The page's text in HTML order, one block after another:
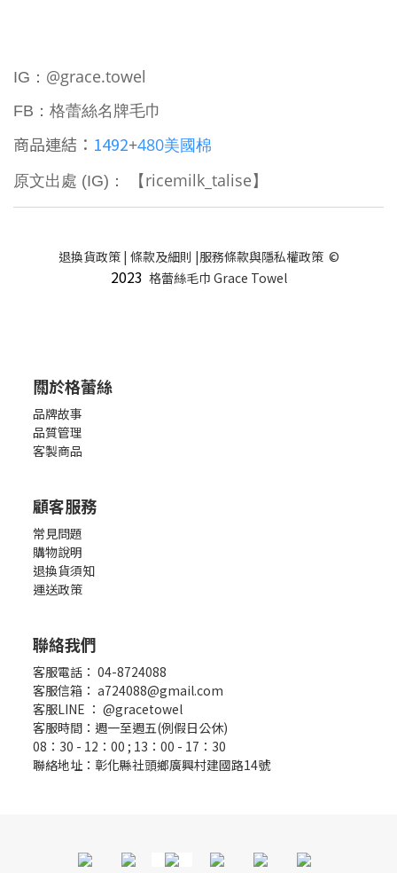
IG： @grace.towel
FB： 格蕾絲名牌毛巾
商品連結： 1492+480美國棉
原文出處 (IG)： 【ricemilk_talise 】
退換貨政策| 條款及細則 |服務條款與隱私權政策©
2023 格蕾絲毛巾 Grace Towel
關於格蕾絲
品牌故事
品質管理
客製商品
顧客服務
常見問題
購物說明
退換貨須知
運送政策
聯絡我們
客服電話： 04-8724088
客服信箱： a724088@gmail.com
客服LINE ： @gracetowel
客服時間：週一至週五(例假日公休)
08：30 - 12：00 ; 13：00 - 17：30
聯絡地址：彰化縣社頭鄉廣興村建國路14號